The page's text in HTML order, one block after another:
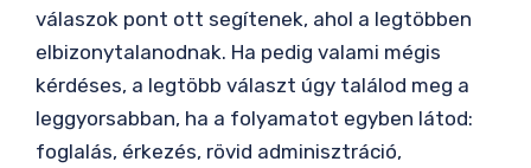
válaszok pont ott segítenek, ahol a legtöbben
elbizonytalanodnak. Ha pedig valami mégis
kérdéses, a legtöbb választ úgy találod meg a
leggyorsabban, ha a folyamatot egyben látod:
foglalás, érkezés, rövid adminisztráció,